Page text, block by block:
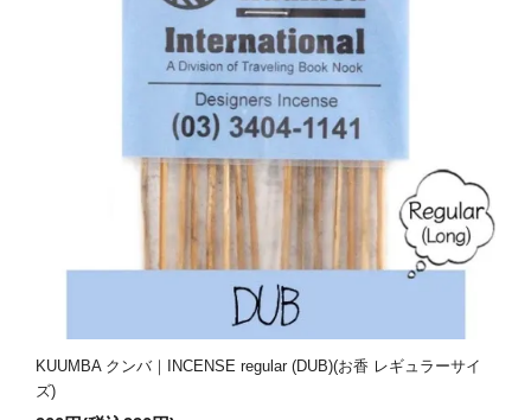
KUUMBA クンバ｜INCENSE regular (DUB)(お香 レギュラーサイ
ズ)